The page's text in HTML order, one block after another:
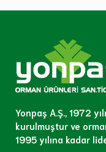
Yonpaş A.Ş., 1972
kurulmuştur ve
1995 yılına kadar